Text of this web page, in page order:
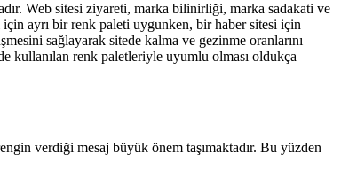
Web sitesi ziyareti, marka bilinirliği, marka sadakati ve
ayrı bir renk paleti uygunken, bir haber sitesi için
sağlayarak sitede kalma ve gezinme oranlarını
kullanılan renk paletleriyle uyumlu olması oldukça
verdiği mesaj büyük önem taşımaktadır. Bu yüzden